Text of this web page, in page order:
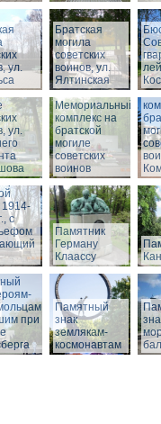
ул.
Братская
могила
советских
воинов, ул.
Ялтинская
на
ул.
Мемориальный
комплекс на
братской
могиле
советских
воинов
в
с
Памятник
Герману
Клаассу
при
Памятный
знак
землякам-
космонавтам